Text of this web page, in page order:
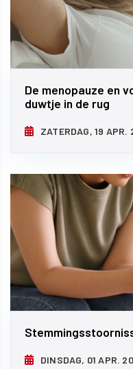
De menopauze en
duwtje in de rug
ZATERDAG, 19 APR.
DINSDAG, 01 APR.